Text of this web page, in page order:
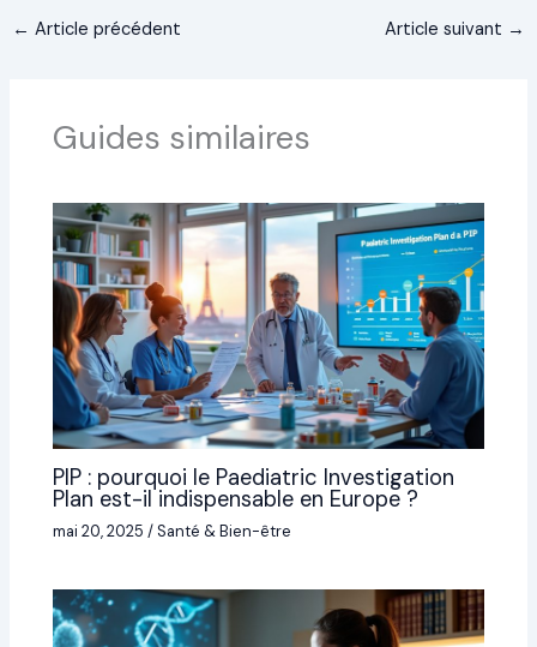
← Article précédent Article suivant →
Guides similaires
PIP : pourquoi le Paediatric Investigation
Plan est-il indispensable en Europe ?
mai 20, 2025/Santé & Bien-être